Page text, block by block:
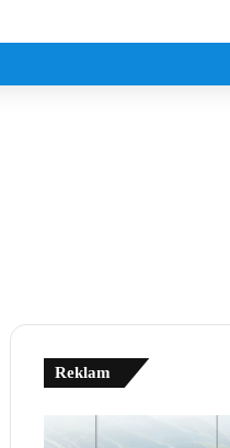
Reklam